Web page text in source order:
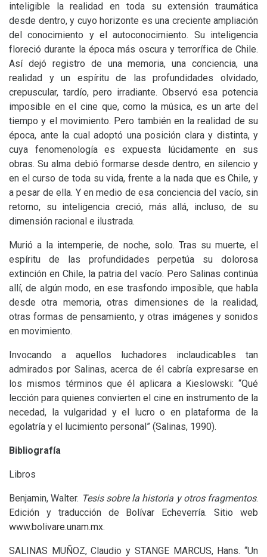
inteligible la realidad en toda su extensión traumática
desde dentro, y cuyo horizonte es una creciente ampliación
del conocimiento y el autoconocimiento. Su inteligencia
floreció durante la época más oscura y terrorífica de Chile.
Así dejó registro de una memoria, una conciencia, una
realidad y un espíritu de las profundidades olvidado,
crepuscular, tardío, pero irradiante. Observó esa potencia
imposible en el cine que, como la música, es un arte del
tiempo y el movimiento. Pero también en la realidad de su
época, ante la cual adoptó una posición clara y distinta, y
cuya fenomenología es expuesta lúcidamente en sus
obras. Su alma debió formarse desde dentro, en silencio y
en el curso de toda su vida, frente a la nada que es Chile, y
a pesar de ella. Y en medio de esa conciencia del vacío, sin
retorno, su inteligencia creció, más allá, incluso, de su
dimensión racional e ilustrada.
Murió a la intemperie, de noche, solo. Tras su muerte, el
espíritu de las profundidades perpetúa su dolorosa
extinción en Chile, la patria del vacío. Pero Salinas continúa
allí, de algún modo, en ese trasfondo imposible, que habla
desde otra memoria, otras dimensiones de la realidad,
otras formas de pensamiento, y otras imágenes y sonidos
en movimiento.
Invocando a aquellos luchadores inclaudicables tan
admirados por Salinas, acerca de él cabría expresarse en
los mismos términos que él aplicara a Kieslowski: “Qué
lección para quienes convierten el cine en instrumento de la
necedad, la vulgaridad y el lucro o en plataforma de la
egolatría y el lucimiento personal” (Salinas, 1990).
Bibliografía
Libros
Benjamin, Walter. Tesis sobre la historia y otros fragmentos.
Edición y traducción de Bolívar Echeverría. Sitio web
www.bolivare.unam.mx.
SALINAS MUÑOZ, Claudio y STANGE MARCUS, Hans. “Un